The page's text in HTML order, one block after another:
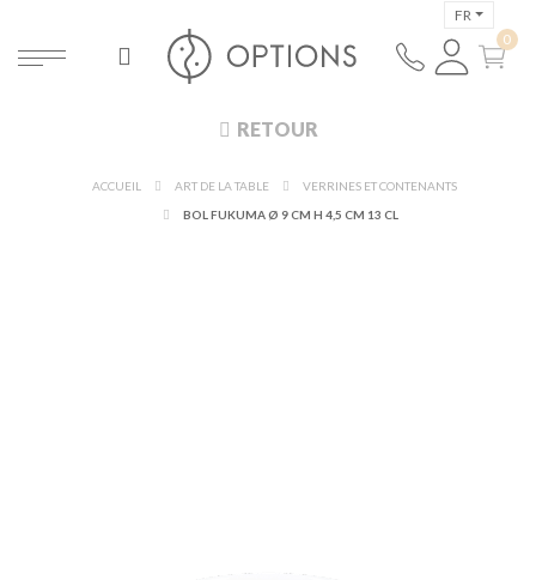
FR
RETOUR
ACCUEIL ART DE LA TABLE
VERRINES ET CONTENANTS
BOL FUKUMA Ø 9 CM H 4,5 CM 13 CL